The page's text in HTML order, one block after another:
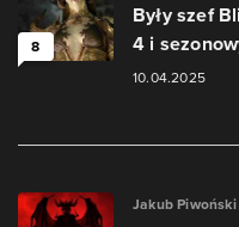
8
Były szef
4 i
10.04.2025
Jakub Piwoński